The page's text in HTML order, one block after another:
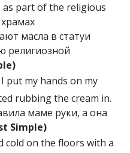
as part of the religious
масла в статуи
религиозной
put my hands on my
rubbing the cream in.
маме руки, а она
Simple)
cold on the floors with a